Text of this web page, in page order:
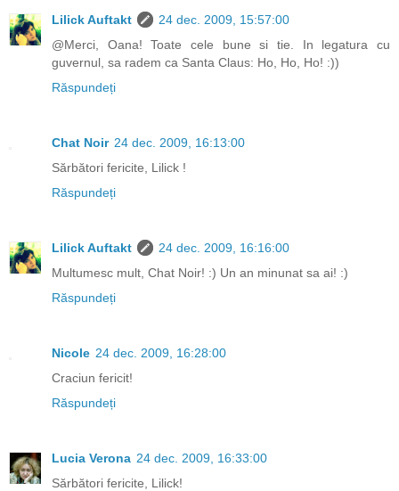
Lilick Auftakt
24 dec. 2009, 15:57:00
@Merci, Oana! Toate cele bune si tie. In legatura cu
guvernul, sa radem ca Santa Claus: Ho, Ho, Ho! :))
Răspundeți
Chat Noir 24 dec. 2009, 16:13:00
Sărbători fericite, Lilick !
Răspundeți
Lilick Auftakt
24 dec. 2009, 16:16:00
Multumesc mult, Chat Noir! :) Un an minunat sa ai! :)
Răspundeți
Nicole 24 dec. 2009, 16:28:00
Craciun fericit!
Răspundeți
Lucia Verona 24 dec. 2009, 16:33:00
Sărbători fericite, Lilick!